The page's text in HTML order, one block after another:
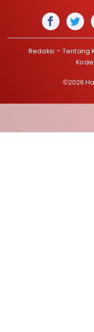
Redaksi Tentang
Kode
©2026